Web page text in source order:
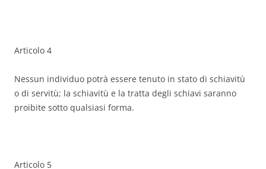
Articolo 4
Nessun individuo potrà essere tenuto in stato di schiavitù
o di servitù; la schiavitù e la tratta degli schiavi saranno
proibite sotto qualsiasi forma.
Articolo 5